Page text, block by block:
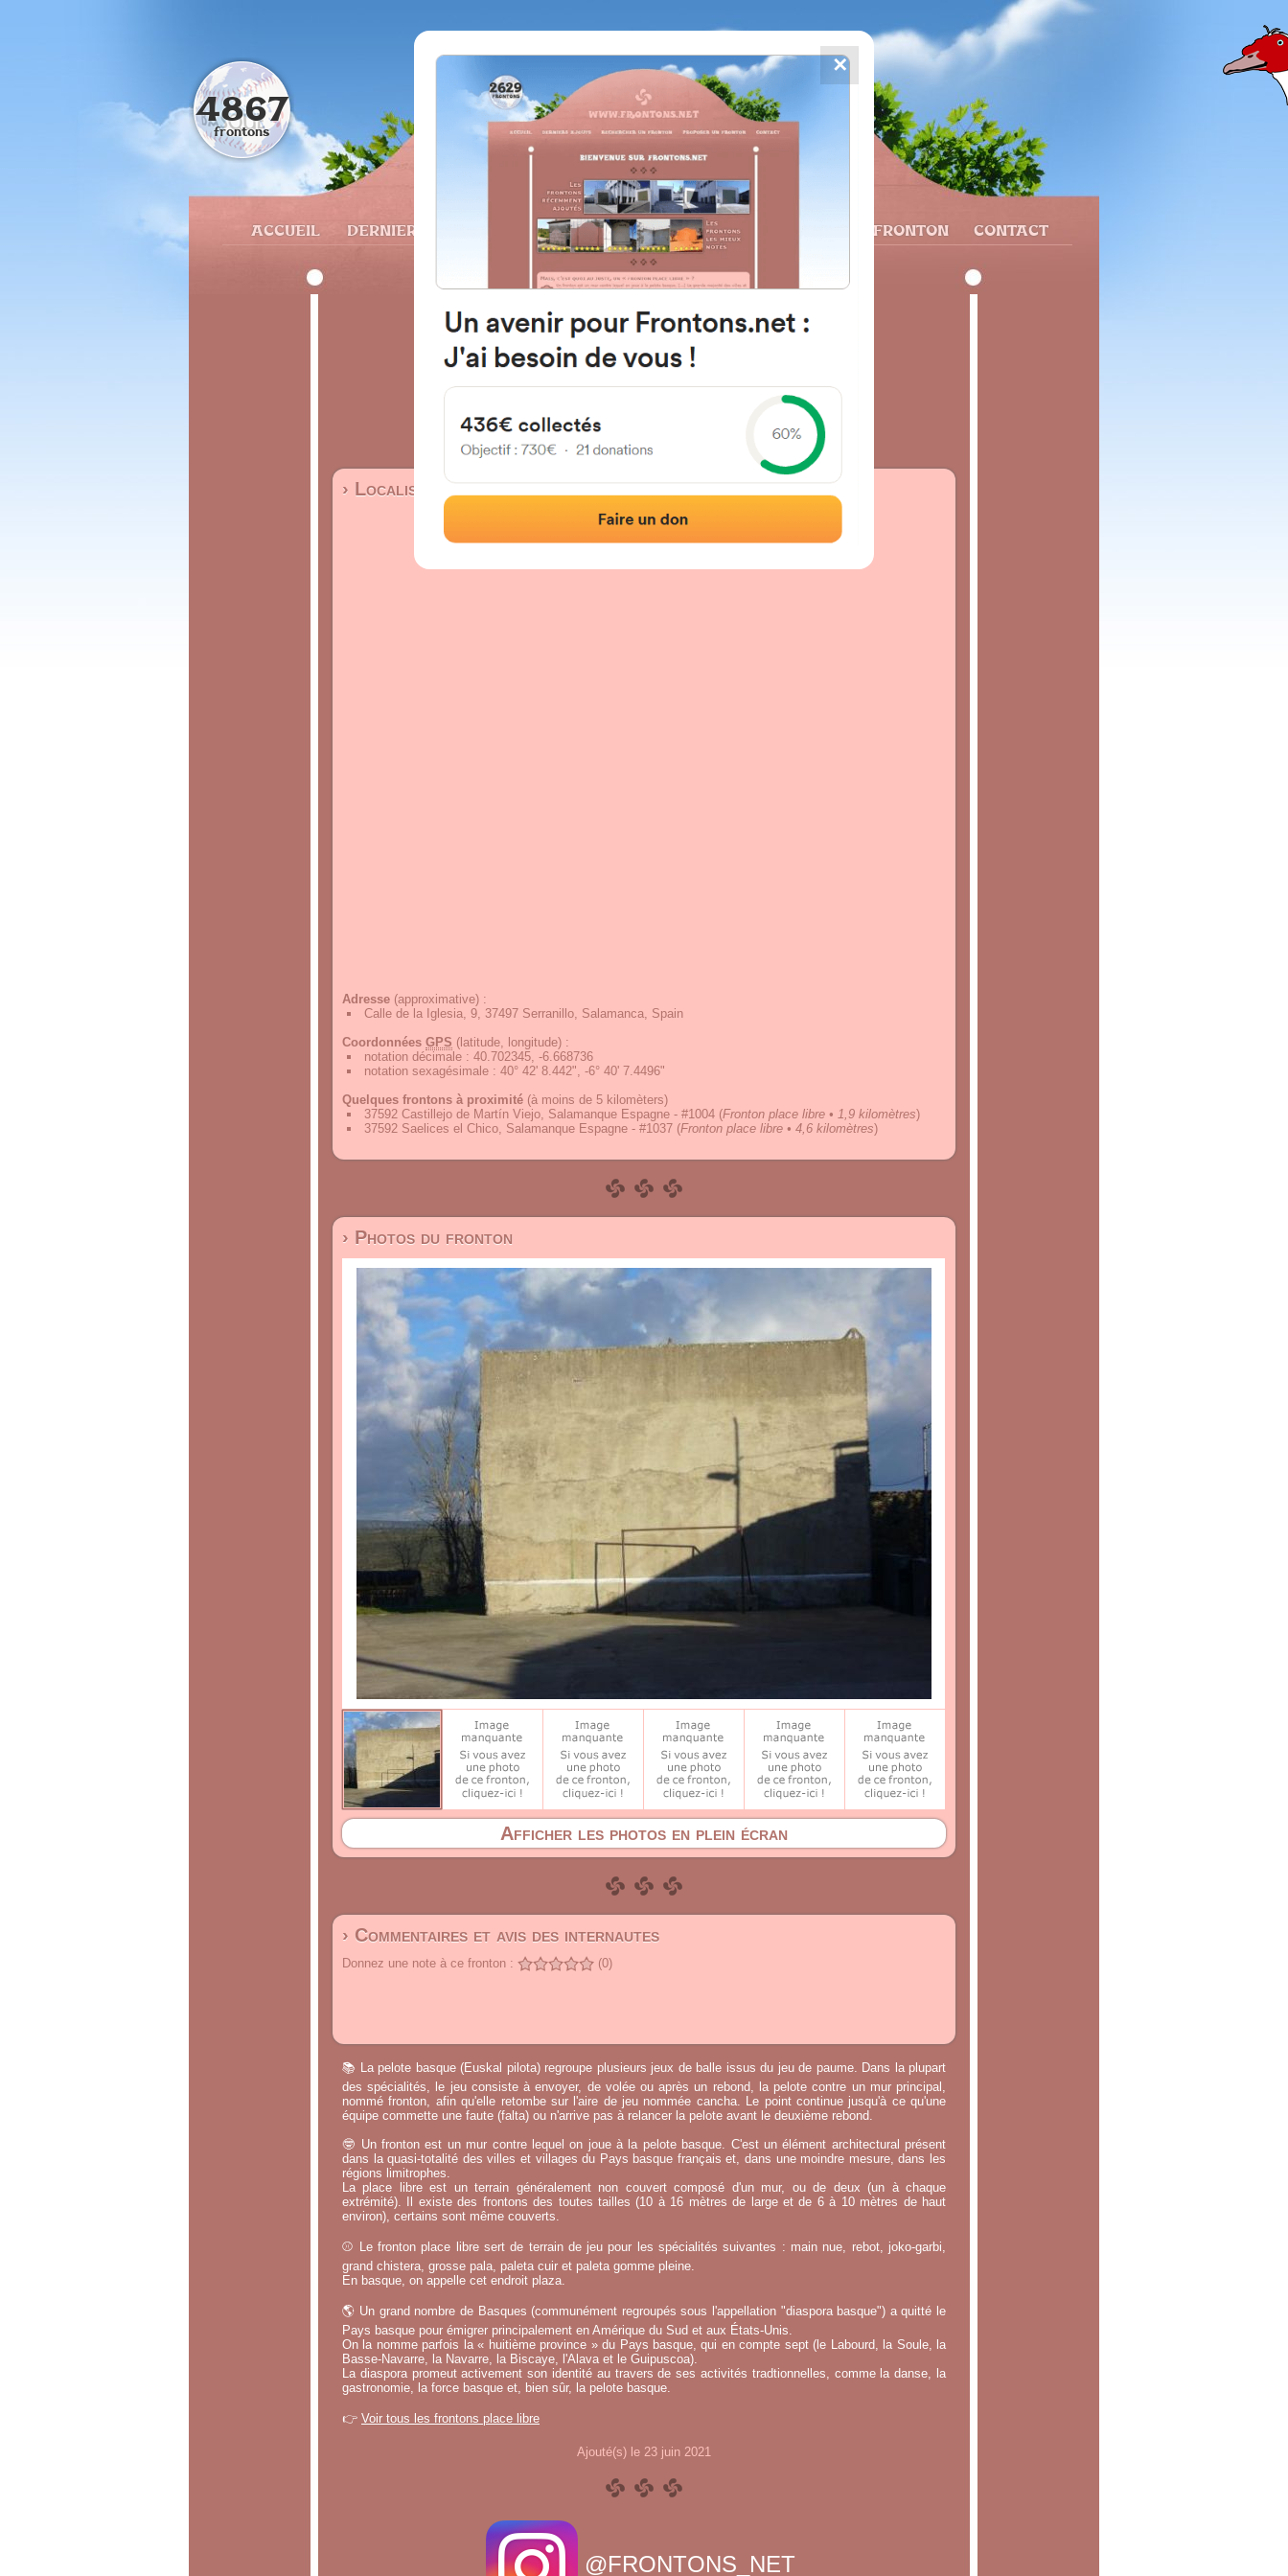
FRONTONS.NET
ACCUEIL DERNIERS AJOUTS RECHERCHER UN FRONTON PROPOSER UN FRONTON CONTACT
4867
frontons
37497 Serranillo, Salamanca Spain
Calle de la Iglesia 9
#4767
Localisation|Photos|Commentaires et avis
› Localisation du fronton
Adresse (approximative) :
Calle de la Iglesia, 9, 37497 Serranillo, Salamanca, Spain
Coordonnées GPS (latitude, longitude) :
notation décimale : 40.702345, -6.668736
notation sexagésimale : 40° 42' 8.442", -6° 40' 7.4496"
Quelques frontons à proximité (à moins de 5 kilomèters)
37592 Castillejo de Martín Viejo, Salamanque Espagne - #1004 (Fronton place libre • 1,9 kilomètres)
37592 Saelices el Chico, Salamanque Espagne - #1037 (Fronton place libre • 4,6 kilomètres)
› Photos du fronton
Afficher les photos en plein écran
› Commentaires et avis des internautes
Donnez une note à ce fronton : (0)
📚 La pelote basque (Euskal pilota) regroupe plusieurs jeux de balle issus du jeu de paume. Dans la plupart
des spécialités, le jeu consiste à envoyer, de volée ou après un rebond, la pelote contre un mur principal,
nommé fronton, afin qu'elle retombe sur l'aire de jeu nommée cancha. Le point continue jusqu'à ce qu'une
équipe commette une faute (falta) ou n'arrive pas à relancer la pelote avant le deuxième rebond.
🤓 Un fronton est un mur contre lequel on joue à la pelote basque. C'est un élément architectural présent
dans la quasi-totalité des villes et villages du Pays basque français et, dans une moindre mesure, dans les
régions limitrophes.
La place libre est un terrain généralement non couvert composé d'un mur, ou de deux (un à chaque
extrémité). Il existe des frontons des toutes tailles (10 à 16 mètres de large et de 6 à 10 mètres de haut
environ), certains sont même couverts.
⚾ Le fronton place libre sert de terrain de jeu pour les spécialités suivantes : main nue, rebot, joko-garbi,
grand chistera, grosse pala, paleta cuir et paleta gomme pleine.
En basque, on appelle cet endroit plaza.
🌎 Un grand nombre de Basques (communément regroupés sous l'appellation "diaspora basque") a quitté le
Pays basque pour émigrer principalement en Amérique du Sud et aux États-Unis.
On la nomme parfois la « huitième province » du Pays basque, qui en compte sept (le Labourd, la Soule, la
Basse-Navarre, la Navarre, la Biscaye, l'Alava et le Guipuscoa).
La diaspora promeut activement son identité au travers de ses activités tradtionnelles, comme la danse, la
gastronomie, la force basque et, bien sûr, la pelote basque.
👉 Voir tous les frontons place libre
Ajouté(s) le 23 juin 2021
@FRONTONS_NET
✕